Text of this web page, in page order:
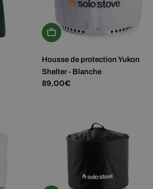
Ajouter Au Panier
Housse de protection Yukon
Shelter - Blanche
Prix
89,00€